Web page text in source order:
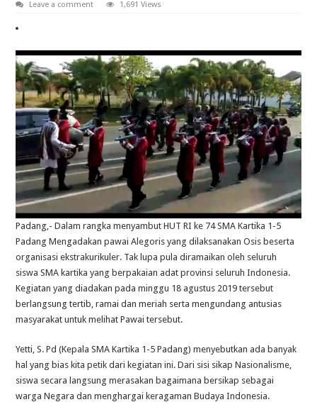
Leave a comment 1,691 Views
Padang,- Dalam rangka menyambut HUT RI ke 74 SMA Kartika 1-5
Padang Mengadakan pawai Alegoris yang dilaksanakan Osis beserta
organisasi ekstrakurikuler. Tak lupa pula diramaikan oleh seluruh
siswa SMA kartika yang berpakaian adat provinsi seluruh Indonesia.
Kegiatan yang diadakan pada minggu 18 agustus 2019 tersebut
berlangsung tertib, ramai dan meriah serta mengundang antusias
masyarakat untuk melihat Pawai tersebut.
Yetti, S. Pd (Kepala SMA Kartika 1-5 Padang) menyebutkan ada banyak
hal yang bias kita petik dari kegiatan ini. Dari sisi sikap Nasionalisme,
siswa secara langsung merasakan bagaimana bersikap sebagai
warga Negara dan menghargai keragaman Budaya Indonesia.